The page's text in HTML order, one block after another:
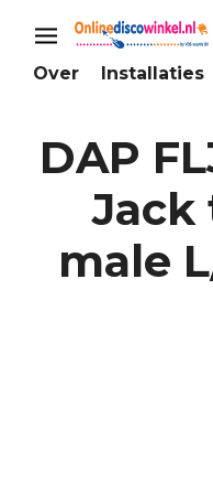
Over Installaties
DAP
Jack
male